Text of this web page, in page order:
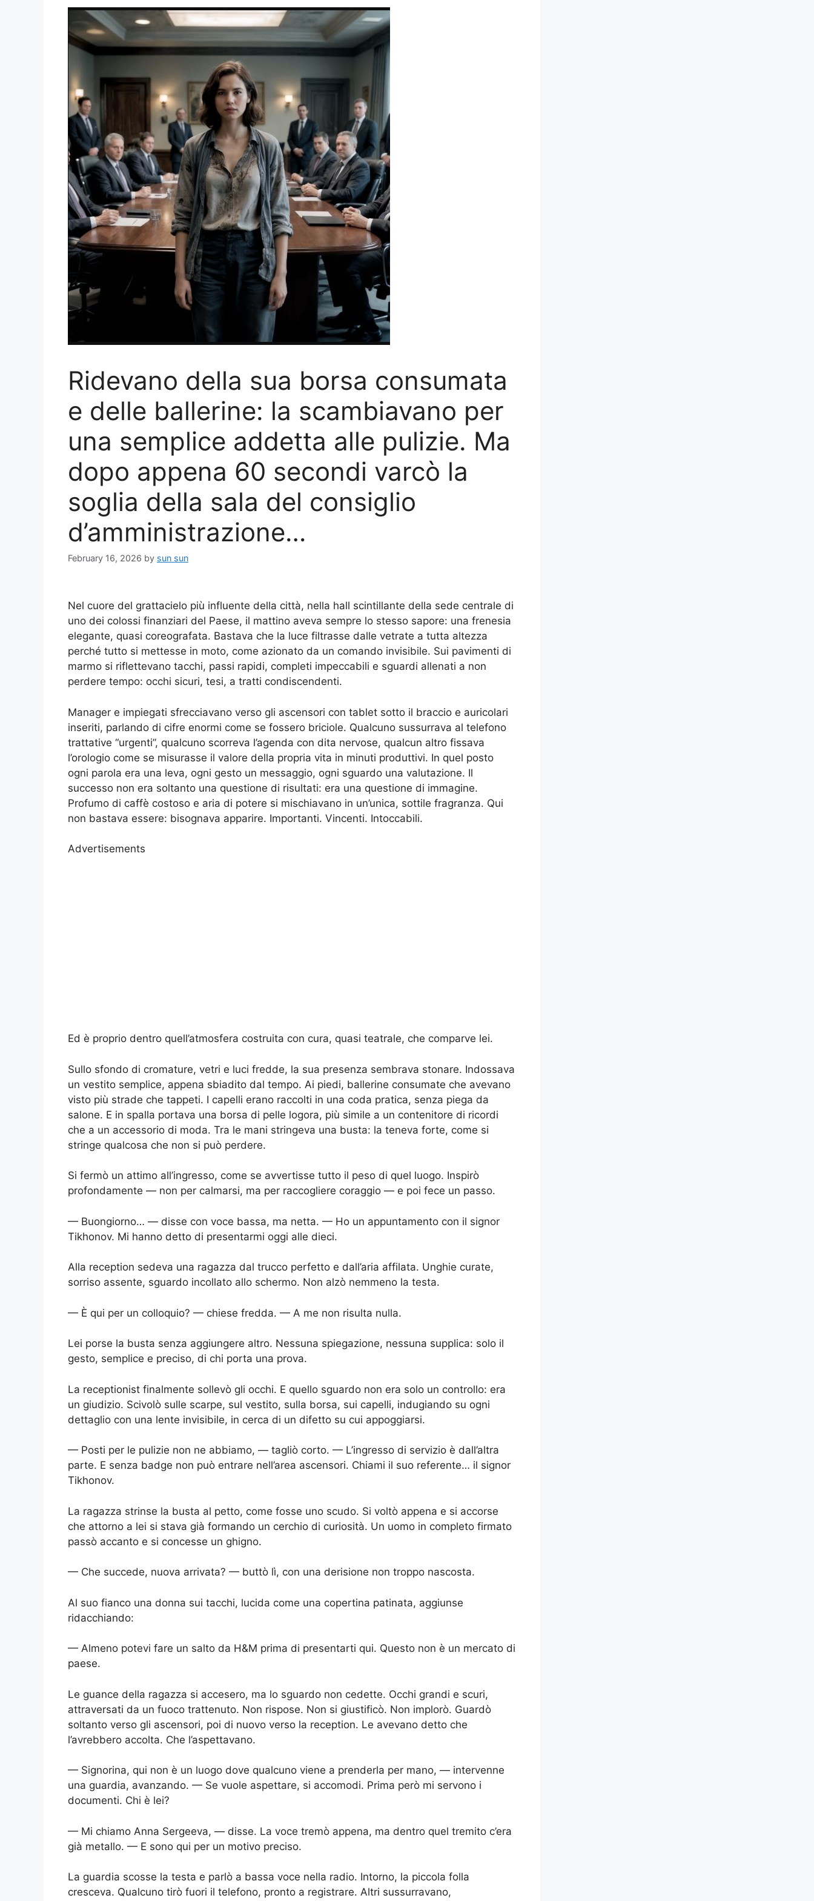
Ridevano della sua borsa consumata
e delle ballerine: la scambiavano per
una semplice addetta alle pulizie. Ma
dopo appena 60 secondi varcò la
soglia della sala del consiglio
d’amministrazione…
February 16, 2026 by sun sun
Nel cuore del grattacielo più influente della città, nella hall scintillante della sede centrale di
uno dei colossi finanziari del Paese, il mattino aveva sempre lo stesso sapore: una frenesia
elegante, quasi coreografata. Bastava che la luce filtrasse dalle vetrate a tutta altezza
perché tutto si mettesse in moto, come azionato da un comando invisibile. Sui pavimenti di
marmo si riflettevano tacchi, passi rapidi, completi impeccabili e sguardi allenati a non
perdere tempo: occhi sicuri, tesi, a tratti condiscendenti.
Manager e impiegati sfrecciavano verso gli ascensori con tablet sotto il braccio e auricolari
inseriti, parlando di cifre enormi come se fossero briciole. Qualcuno sussurrava al telefono
trattative “urgenti”, qualcuno scorreva l’agenda con dita nervose, qualcun altro fissava
l’orologio come se misurasse il valore della propria vita in minuti produttivi. In quel posto
ogni parola era una leva, ogni gesto un messaggio, ogni sguardo una valutazione. Il
successo non era soltanto una questione di risultati: era una questione di immagine.
Profumo di caffè costoso e aria di potere si mischiavano in un’unica, sottile fragranza. Qui
non bastava essere: bisognava apparire. Importanti. Vincenti. Intoccabili.
Advertisements
Ed è proprio dentro quell’atmosfera costruita con cura, quasi teatrale, che comparve lei.
Sullo sfondo di cromature, vetri e luci fredde, la sua presenza sembrava stonare. Indossava
un vestito semplice, appena sbiadito dal tempo. Ai piedi, ballerine consumate che avevano
visto più strade che tappeti. I capelli erano raccolti in una coda pratica, senza piega da
salone. E in spalla portava una borsa di pelle logora, più simile a un contenitore di ricordi
che a un accessorio di moda. Tra le mani stringeva una busta: la teneva forte, come si
stringe qualcosa che non si può perdere.
Si fermò un attimo all’ingresso, come se avvertisse tutto il peso di quel luogo. Inspirò
profondamente — non per calmarsi, ma per raccogliere coraggio — e poi fece un passo.
— Buongiorno… — disse con voce bassa, ma netta. — Ho un appuntamento con il signor
Tikhonov. Mi hanno detto di presentarmi oggi alle dieci.
Alla reception sedeva una ragazza dal trucco perfetto e dall’aria affilata. Unghie curate,
sorriso assente, sguardo incollato allo schermo. Non alzò nemmeno la testa.
— È qui per un colloquio? — chiese fredda. — A me non risulta nulla.
Lei porse la busta senza aggiungere altro. Nessuna spiegazione, nessuna supplica: solo il
gesto, semplice e preciso, di chi porta una prova.
La receptionist finalmente sollevò gli occhi. E quello sguardo non era solo un controllo: era
un giudizio. Scivolò sulle scarpe, sul vestito, sulla borsa, sui capelli, indugiando su ogni
dettaglio con una lente invisibile, in cerca di un difetto su cui appoggiarsi.
— Posti per le pulizie non ne abbiamo, — tagliò corto. — L’ingresso di servizio è dall’altra
parte. E senza badge non può entrare nell’area ascensori. Chiami il suo referente… il signor
Tikhonov.
La ragazza strinse la busta al petto, come fosse uno scudo. Si voltò appena e si accorse
che attorno a lei si stava già formando un cerchio di curiosità. Un uomo in completo firmato
passò accanto e si concesse un ghigno.
— Che succede, nuova arrivata? — buttò lì, con una derisione non troppo nascosta.
Al suo fianco una donna sui tacchi, lucida come una copertina patinata, aggiunse
ridacchiando:
— Almeno potevi fare un salto da H&M prima di presentarti qui. Questo non è un mercato di
paese.
Le guance della ragazza si accesero, ma lo sguardo non cedette. Occhi grandi e scuri,
attraversati da un fuoco trattenuto. Non rispose. Non si giustificò. Non implorò. Guardò
soltanto verso gli ascensori, poi di nuovo verso la reception. Le avevano detto che
l’avrebbero accolta. Che l’aspettavano.
— Signorina, qui non è un luogo dove qualcuno viene a prenderla per mano, — intervenne
una guardia, avanzando. — Se vuole aspettare, si accomodi. Prima però mi servono i
documenti. Chi è lei?
— Mi chiamo Anna Sergeeva, — disse. La voce tremò appena, ma dentro quel tremito c’era
già metallo. — E sono qui per un motivo preciso.
La guardia scosse la testa e parlò a bassa voce nella radio. Intorno, la piccola folla
cresceva. Qualcuno tirò fuori il telefono, pronto a registrare. Altri sussurravano,